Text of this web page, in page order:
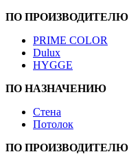
ПО ПРОИЗВОДИТЕЛЮ
PRIME COLOR
Dulux
HYGGE
ПО НАЗНАЧЕНИЮ
Стена
Потолок
ПО ПРОИЗВОДИТЕЛЮ